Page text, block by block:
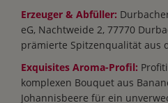
Erzeuger & Abfüller:
eG, Nachtweide 2, 77770
prämierte Spitzenqualität aus
Exquisites Aroma-Profil:
komplexen Bouquet aus
Johannisbeere für ein